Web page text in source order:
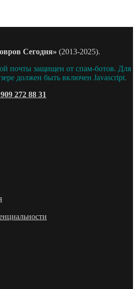
Сегодня» (2013-2025).
почты защищен от спам-ботов. Для
должен быть включен Javascript.
272 88 31